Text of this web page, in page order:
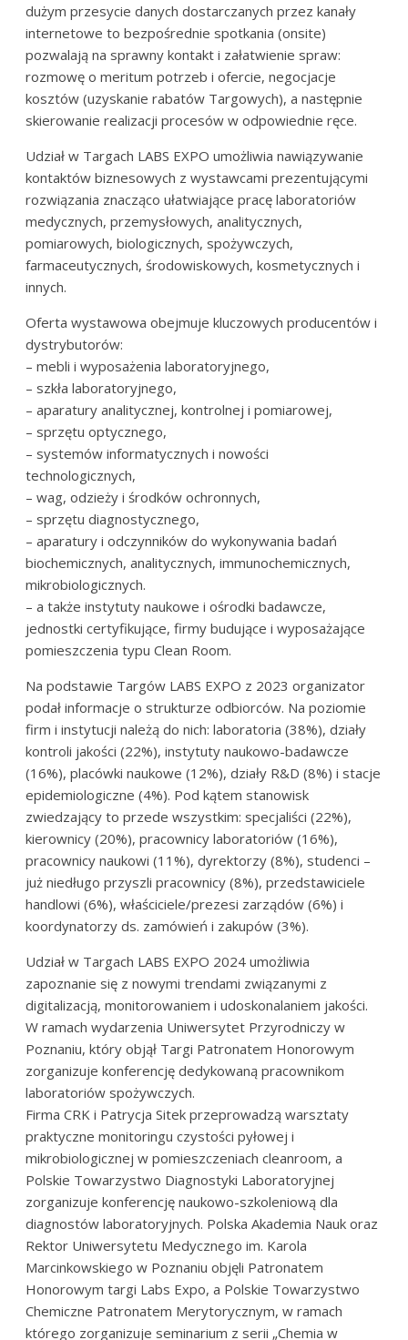
dużym przesycie danych dostarczanych przez kanały
internetowe to bezpośrednie spotkania (onsite)
pozwalają na sprawny kontakt i załatwienie spraw:
rozmowę o meritum potrzeb i ofercie, negocjacje
kosztów (uzyskanie rabatów Targowych), a następnie
skierowanie realizacji procesów w odpowiednie ręce.
Udział w Targach LABS EXPO umożliwia nawiązywanie
kontaktów biznesowych z wystawcami prezentującymi
rozwiązania znacząco ułatwiające pracę laboratoriów
medycznych, przemysłowych, analitycznych,
pomiarowych, biologicznych, spożywczych,
farmaceutycznych, środowiskowych, kosmetycznych i
innych.
Oferta wystawowa obejmuje kluczowych producentów i
dystrybutorów:
– mebli i wyposażenia laboratoryjnego,
– szkła laboratoryjnego,
– aparatury analitycznej, kontrolnej i pomiarowej,
– sprzętu optycznego,
– systemów informatycznych i nowości
technologicznych,
– wag, odzieży i środków ochronnych,
– sprzętu diagnostycznego,
– aparatury i odczynników do wykonywania badań
biochemicznych, analitycznych, immunochemicznych,
mikrobiologicznych.
– a także instytuty naukowe i ośrodki badawcze,
jednostki certyfikujące, firmy budujące i wyposażające
pomieszczenia typu Clean Room.
Na podstawie Targów LABS EXPO z 2023 organizator
podał informacje o strukturze odbiorców. Na poziomie
firm i instytucji należą do nich: laboratoria (38%), działy
kontroli jakości (22%), instytuty naukowo-badawcze
(16%), placówki naukowe (12%), działy R&D (8%) i stacje
epidemiologiczne (4%). Pod kątem stanowisk
zwiedzający to przede wszystkim: specjaliści (22%),
kierownicy (20%), pracownicy laboratoriów (16%),
pracownicy naukowi (11%), dyrektorzy (8%), studenci –
już niedługo przyszli pracownicy (8%), przedstawiciele
handlowi (6%), właściciele/prezesi zarządów (6%) i
koordynatorzy ds. zamówień i zakupów (3%).
Udział w Targach LABS EXPO 2024 umożliwia
zapoznanie się z nowymi trendami związanymi z
digitalizacją, monitorowaniem i udoskonalaniem jakości.
W ramach wydarzenia Uniwersytet Przyrodniczy w
Poznaniu, który objął Targi Patronatem Honorowym
zorganizuje konferencję dedykowaną pracownikom
laboratoriów spożywczych.
Firma CRK i Patrycja Sitek przeprowadzą warsztaty
praktyczne monitoringu czystości pyłowej i
mikrobiologicznej w pomieszczeniach cleanroom, a
Polskie Towarzystwo Diagnostyki Laboratoryjnej
zorganizuje konferencję naukowo-szkoleniową dla
diagnostów laboratoryjnych. Polska Akademia Nauk oraz
Rektor Uniwersytetu Medycznego im. Karola
Marcinkowskiego w Poznaniu objęli Patronatem
Honorowym targi Labs Expo, a Polskie Towarzystwo
Chemiczne Patronatem Merytorycznym, w ramach
którego zorganizuje seminarium z serii „Chemia w